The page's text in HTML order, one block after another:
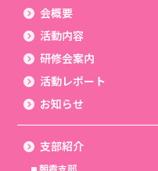
会概要
活動内容
研修会案内
活動レポート
お知らせ
支部紹介
朝霞支部